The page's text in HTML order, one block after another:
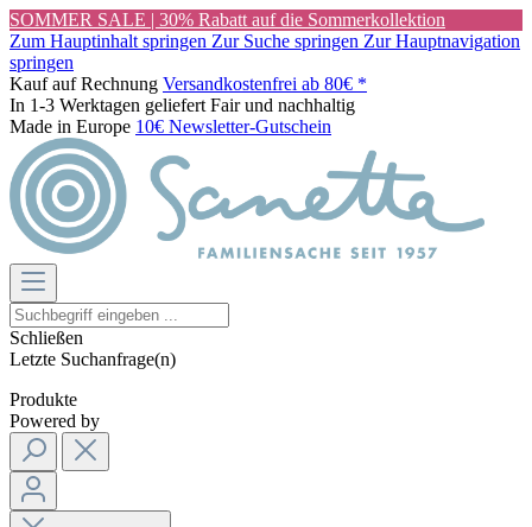
SOMMER SALE | 30% Rabatt auf die Sommerkollektion
Zum Hauptinhalt springen Zur Suche springen Zur Hauptnavigation
springen
Kauf auf Rechnung Versandkostenfrei ab 80€ *
In 1-3 Werktagen geliefert Fair und nachhaltig
Made in Europe 10€ Newsletter-Gutschein
Schließen
Letzte Suchanfrage(n)
Produkte
Powered by